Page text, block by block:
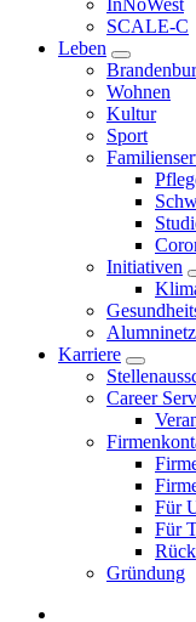
InNoWest
SCALE-C
Leben
Wohnen
Kultur
Sport
Initiativen
Karriere
Career
Für
Für
Gründung